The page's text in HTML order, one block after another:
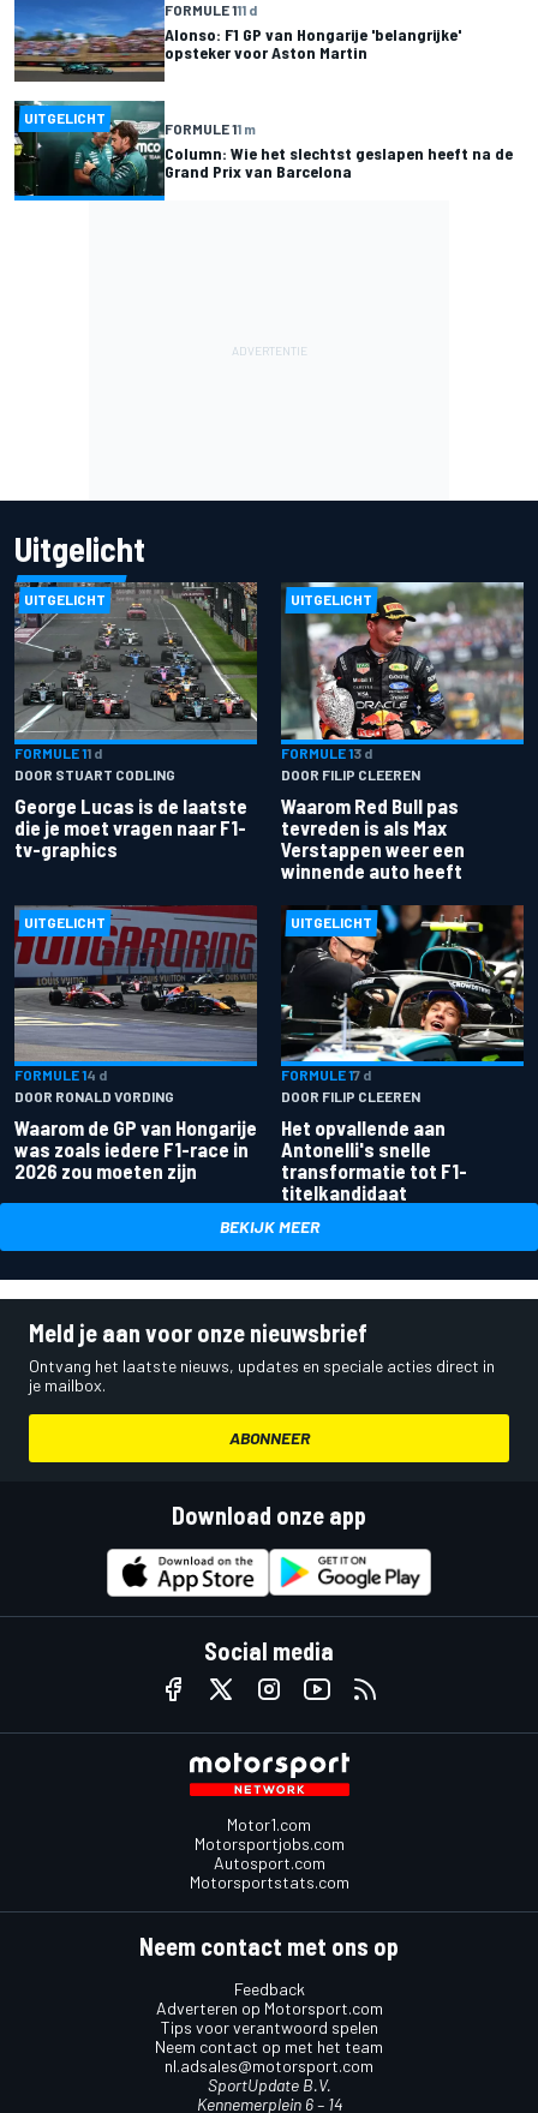
FORMULE 111 d
Alonso: F1 GP van Hongarije 'belangrijke'
opsteker voor Aston Martin
UITGELICHT
FORMULE 11 m
Column: Wie het slechtst geslapen heeft na de
Grand Prix van Barcelona
Uitgelicht
UITGELICHT
FORMULE 11 d
DOOR STUART CODLING
George Lucas is de laatste
die je moet vragen naar F1-
tv-graphics
UITGELICHT
FORMULE 13 d
DOOR FILIP CLEEREN
Waarom Red Bull pas
tevreden is als Max
Verstappen weer een
winnende auto heeft
UITGELICHT
FORMULE 14 d
DOOR RONALD VORDING
Waarom de GP van Hongarije
was zoals iedere F1-race in
2026 zou moeten zijn
UITGELICHT
FORMULE 17 d
DOOR FILIP CLEEREN
Het opvallende aan
Antonelli's snelle
transformatie tot F1-
titelkandidaat
BEKIJK MEER
Meld je aan voor onze nieuwsbrief
Ontvang het laatste nieuws, updates en speciale acties direct in
je mailbox.
ABONNEER
Download onze app
Social media
Motor1.com
Motorsportjobs.com
Autosport.com
Motorsportstats.com
Neem contact met ons op
Feedback
Adverteren op Motorsport.com
Tips voor verantwoord spelen
Neem contact op met het team
nl.adsales@motorsport.com
SportUpdate B.V.
Kennemerplein 6 – 14